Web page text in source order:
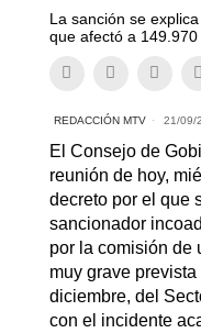
La sanción se
que afectó a 149.970
REDACCIÓN MTV 21/09/
El Consejo de
reunión de hoy,
decreto por el que
sancionador
por la comisión de
muy grave
diciembre, del
con el incidente